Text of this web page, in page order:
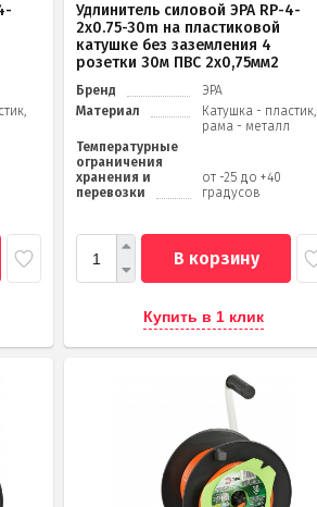
Удлинитель силовой ЭРА RP-4-
2x0.75-30m на пластиковой
катушке без заземления 4
розетки 30м ПВС 2х0,75мм2
Бренд
ЭРА
Материал
Катушка - пластик,
рама - металл
Температурные
ограничения
хранения и
перевозки
от -25 до +40
градусов
В корзину
Купить в 1 клик